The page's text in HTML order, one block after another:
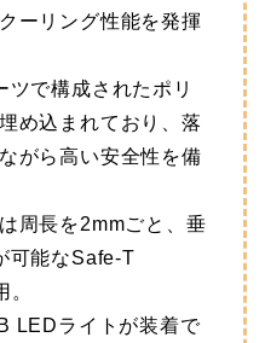
ーリング性能を発揮
ツで構成されたポリ
め込まれており、落
がら高い安全性を備
周長を2mmごと、垂
可能なSafe-T
LEDライトが装着で